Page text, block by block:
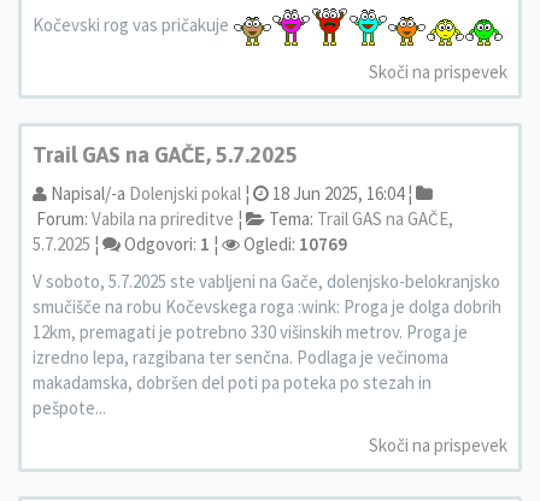
Kočevski rog vas pričakuje
Skoči na prispevek
Trail GAS na GAČE, 5.7.2025
Napisal/-a Dolenjski pokal ¦
18 Jun 2025, 16:04 ¦
Forum: Vabila na prireditve ¦ Tema: Trail GAS na GAČE,
5.7.2025 ¦ Odgovori: 1 ¦ Ogledi: 10769
V soboto, 5.7.2025 ste vabljeni na Gače, dolenjsko-belokranjsko
smučišče na robu Kočevskega roga :wink: Proga je dolga dobrih
12km, premagati je potrebno 330 višinskih metrov. Proga je
izredno lepa, razgibana ter senčna. Podlaga je večinoma
makadamska, dobršen del poti pa poteka po stezah in
pešpote...
Skoči na prispevek